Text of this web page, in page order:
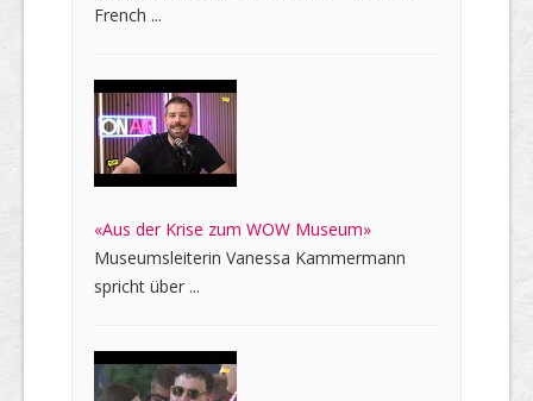
French ...
«Aus der Krise zum WOW Museum»
Museumsleiterin Vanessa Kammermann
spricht über ...